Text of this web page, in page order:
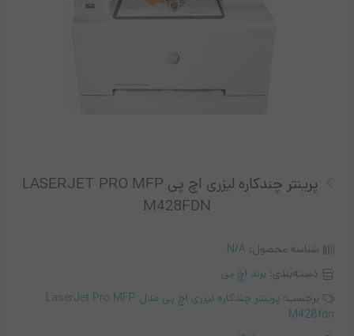
پرینتر چندکاره لیزری اچ پی LASERJET PRO MFP
M428FDN
شناسه محصول: N/A
دسته‌بندی: برند اچ پی
برچسب:
پرینتر چندکاره لیزری اچ پی مدل LaserJet Pro MFP
M428fdn